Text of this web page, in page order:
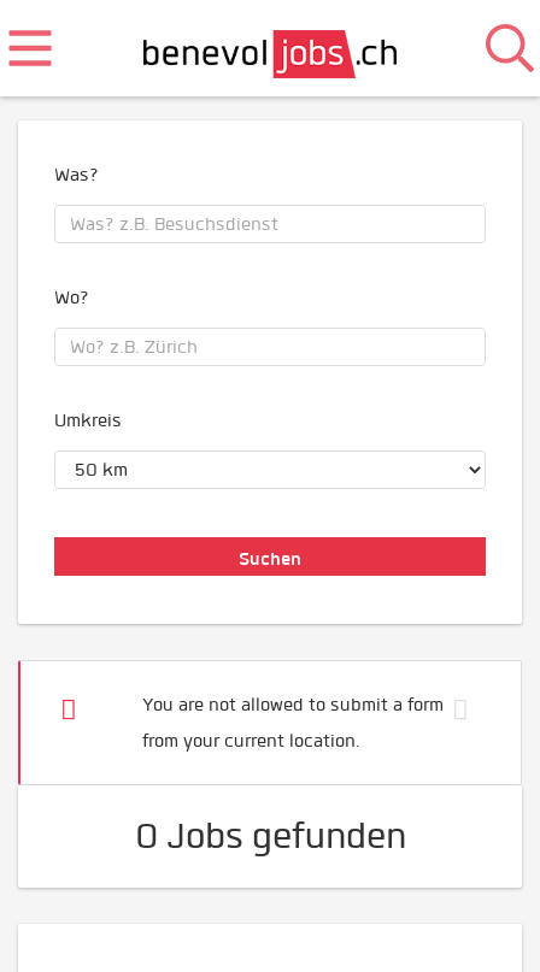
Was?
Wo?
Umkreis
You are not allowed to submit a form
from your current location.
0 Jobs gefunden